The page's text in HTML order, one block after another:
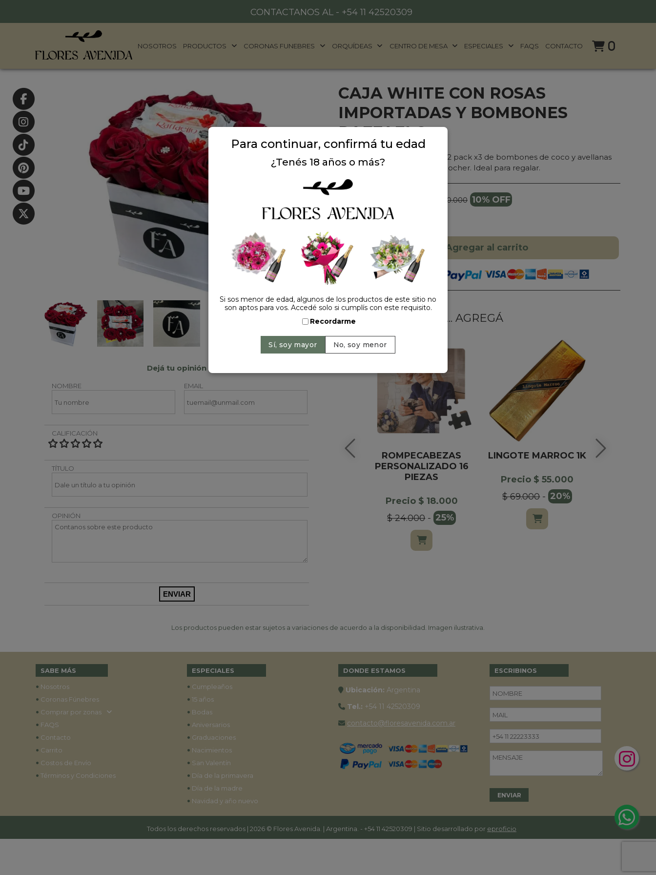
CONTACTANOS AL - +54 11 42520309
NOSOTROS PRODUCTOS CORONAS FUNEBRES ORQUÍDEAS CENTRO DE MESA ESPECIALES FAQS CONTACTO 0
Dejá tu opinión
NOMBRE EMAIL
CALIFICACIÓN
TÍTULO
OPINIÓN
CAJA WHITE CON ROSAS
IMPORTADAS Y BOMBONES
RAFFAELO
Caja white con 8 rosas rojas y 2 pack x3 de bombones de coco y avellanas
Raffaello de la linea Ferrero Rocher. Ideal para regalar.
$ 250.000 10% OFF
Cantidad:
Agregar al carrito
HACELO ESPECIAL... AGREGÁ
ROMPECABEZAS
PERSONALIZADO 16
PIEZAS
Precio $ 18.000
$ 24.000- 25%
LINGOTE MARROC 1K
Precio $ 55.000
$ 69.000- 20%
Los productos pueden estar sujetos a variaciones de acuerdo a la disponibilidad. Imagen ilustrativa.
SABE MÁS
• Nosotros
• Coronas Fúnebres
• Comprar por zonas
• FAQS
• Contacto
• Carrito
• Costos de Envío
• Términos y Condiciones
ESPECIALES
• Cumpleaños
• 15 años
• Bodas
• Aniversarios
• Graduaciones
• Nacimientos
• San Valentín
• Día de la primavera
• Día de la madre
• Navidad y año nuevo
DONDE ESTAMOS
Ubicación: Argentina
Tel.: +54 11 42520309
contacto@floresavenida.com.ar
ESCRIBINOS
Todos los derechos reservados | 2026 © Flores Avenida. | Argentina. - +54 11 42520309 | Sitio desarrollado por eproficio
Para continuar, confirmá tu edad
¿Tenés 18 años o más?
Si sos menor de edad, algunos de los productos de este sitio no
son aptos para vos. Accedé solo si cumplís con este requisito.
Recordarme